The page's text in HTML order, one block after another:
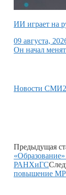
ИИ играет на
09 августа,
Он начал
Новости СМИ2
Предыдущая
РАНХиГС
повышение